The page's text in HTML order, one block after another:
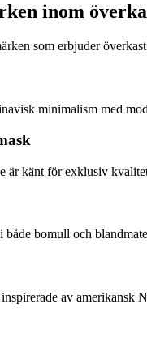
inom
som erbjuder
minimalism med
är känt för exklusiv
både bomull och
av amerikansk